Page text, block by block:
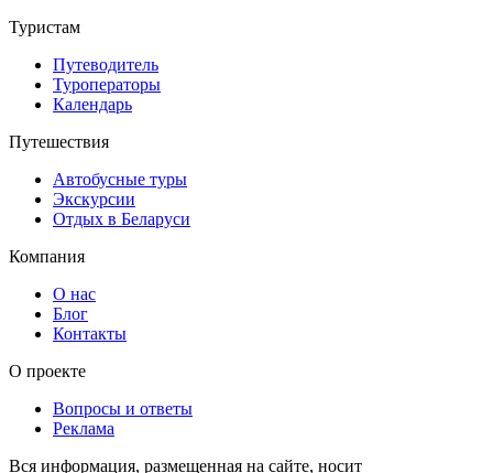
Туристам
Путеводитель
Туроператоры
Календарь
Путешествия
Автобусные туры
Экскурсии
Отдых в Беларуси
Компания
О нас
Блог
Контакты
О проекте
Вопросы и ответы
Реклама
Вся информация, размещенная на сайте, носит